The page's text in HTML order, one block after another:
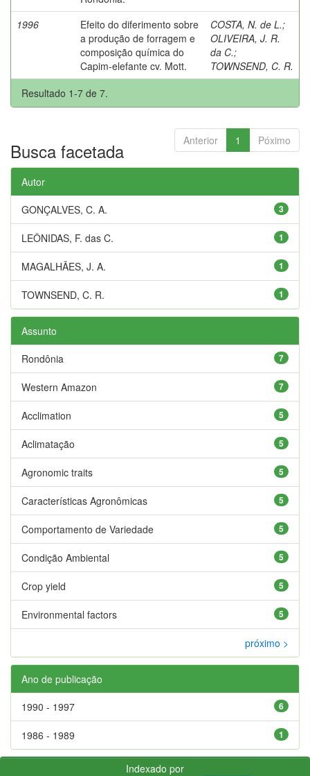
1996
Efeito do diferimento sobre
a produção de forragem e
composição química do
Capim-elefante cv. Mott.
COSTA, N. de L.;
OLIVEIRA, J. R.
da C.;
TOWNSEND, C. R.
Resultado 1-7 de 7.
Anterior 1 Póximo
Busca facetada
Autor
3
GONÇALVES, C. A.
1
LEÔNIDAS, F. das C.
1
MAGALHÃES, J. A.
1
TOWNSEND, C. R.
Assunto
7
Rondônia
7
Western Amazon
5
Acclimation
5
Aclimatação
5
Agronomic traits
5
Características Agronômicas
5
Comportamento de Variedade
5
Condição Ambiental
5
Crop yield
5
Environmental factors
próximo >
Ano de publicação
6
1990 - 1997
1
1986 - 1989
Indexado por